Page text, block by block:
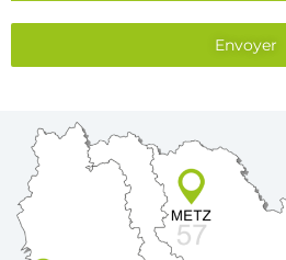
Envoyer